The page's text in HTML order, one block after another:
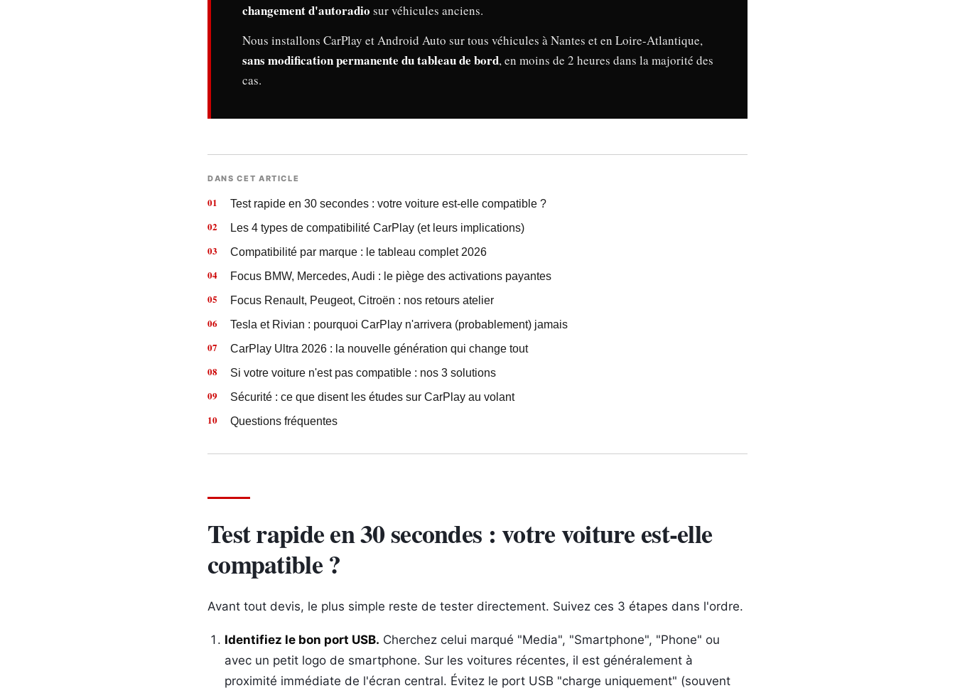
changement d'autoradio sur véhicules anciens.
Nous installons CarPlay et Android Auto sur tous véhicules à Nantes et en Loire-Atlantique,
sans modification permanente du tableau de bord, en moins de 2 heures dans la majorité des
cas.
DANS CET ARTICLE
Test rapide en 30 secondes : votre voiture est-elle compatible ?
Les 4 types de compatibilité CarPlay (et leurs implications)
Compatibilité par marque : le tableau complet 2026
Focus BMW, Mercedes, Audi : le piège des activations payantes
Focus Renault, Peugeot, Citroën : nos retours atelier
Tesla et Rivian : pourquoi CarPlay n'arrivera (probablement) jamais
CarPlay Ultra 2026 : la nouvelle génération qui change tout
Si votre voiture n'est pas compatible : nos 3 solutions
Sécurité : ce que disent les études sur CarPlay au volant
Questions fréquentes
Test rapide en 30 secondes : votre voiture est-elle
compatible ?
Avant tout devis, le plus simple reste de tester directement. Suivez ces 3 étapes dans l'ordre.
Identifiez le bon port USB. Cherchez celui marqué "Media", "Smartphone", "Phone" ou
avec un petit logo de smartphone. Sur les voitures récentes, il est généralement à
proximité immédiate de l'écran central. Évitez le port USB "charge uniquement" (souvent